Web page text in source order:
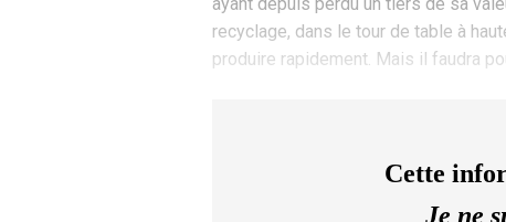
recyclage, dans le tour de table à
produire rapidement. Mais il faudra
Cette
Je ne